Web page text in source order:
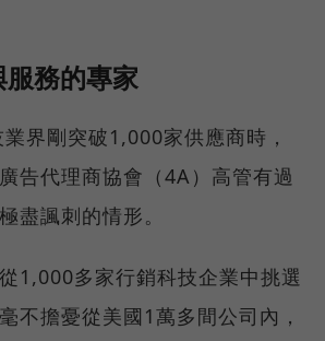
務的專家
界剛突破1,000家供應商時，
告代理商協會（4A）高管有過
盡諷刺的情形。
1,000多家行銷科技企業中挑選
不擔憂從美國1萬多間公司內，